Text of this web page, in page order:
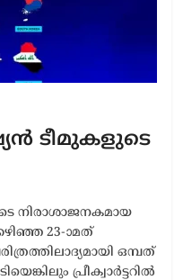
ടീമുകളുടെ
നിരാശാജനകമായ
23-ാമത്
ഒമ്പത്
പ്രീക്വാര്‍ട്ടറില്‍